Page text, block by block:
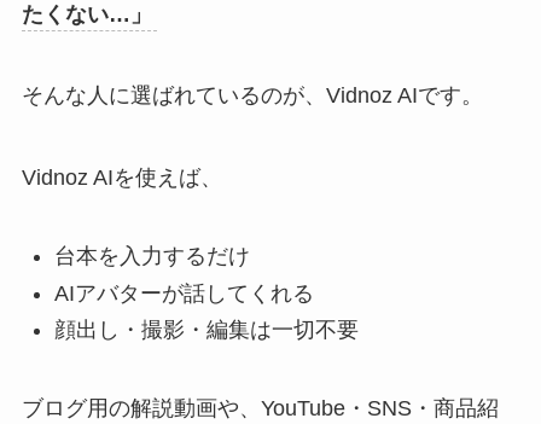
たくない…」
そんな人に選ばれているのが、Vidnoz AIです。
Vidnoz AIを使えば、
台本を入力するだけ
AIアバターが話してくれる
顔出し・撮影・編集は一切不要
ブログ用の解説動画や、YouTube・SNS・商品紹